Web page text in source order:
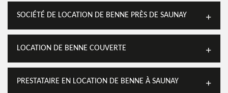
SOCIÉTÉ DE LOCATION DE BENNE PRÈS DE SAUNAY
LOCATION DE BENNE COUVERTE
PRESTATAIRE EN LOCATION DE BENNE À SAUNAY